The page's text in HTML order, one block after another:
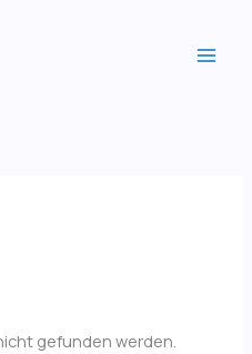
gefunden werden.